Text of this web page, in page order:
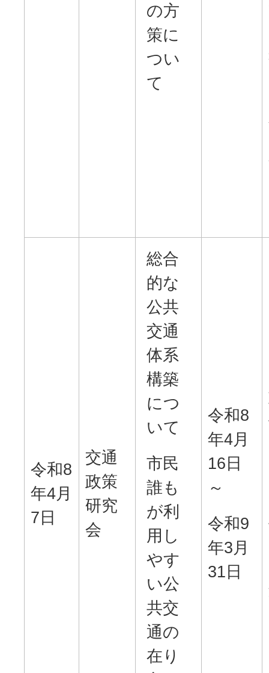
の方
策に
つい
て
令和8
年4月
7日
交通
政策
研究
会
総合
的な
公共
交通
体系
構築
につ
いて
市民
誰も
が利
用し
やす
い公
共交
通の
在り
令和8
年4月
16日
～
令和9
年3月
31日